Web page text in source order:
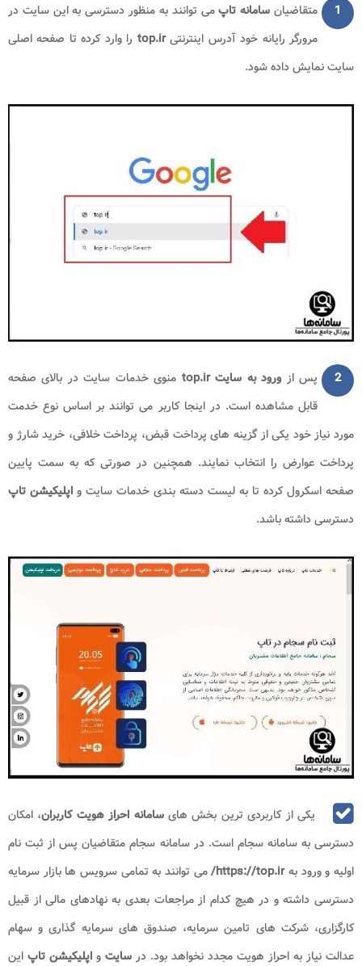
1 متقاضیان سامانه تاپمی توانند به منظور دسترسی به این سایت در
مرورگر رایانه خود آدرس اینترنتیtop.ir را وارد کرده تا صفحه اصلی
سایت نمایش داده شود.
2 پس از ورود به سایتtop.ir منوی خدمات سایت در بالای صفحه
قابل مشاهده است. در اینجا کاربر می توانند بر اساس نوع خدمت
مورد نیاز خود یکی از گزینه های پرداخت قبض، پرداخت خلافی، خرید شارژ و
پرداخت عوارض را انتخاب نمایند. همچنین در صورتی که به سمت پایین
صفحه اسکرول کرده تا به لیست دسته بندی خدمات سایت و اپلیکیشن تاپ
دسترسی داشته باشد.
یکی از کاربردی ترین بخش هایسامانه احراز هویت کاربران، امکان
دسترسی به سامانه سجام است. در سامانه سجام متقاضیان پس از ثبت نام
اولیه و ورود بهhttps://top.ir
/می توانند به تمامی سرویس ها بازار سرمایه
دسترسی داشته و در هیچ کدام از مراجعات بعدی به نهادهای مالی از قبیل
کارگزاری، شرکت های تامین سرمایه، صندوق های سرمایه گذاری و سهام
عدالت نیاز به احراز هویت مجدد نخواهد بود. در سایت و اپلیکیشن تاپ این